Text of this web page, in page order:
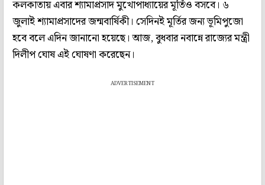
কলকাতায় এবার শ্যামাপ্রসাদ মুখোপাধ্যায়ের মূর্তিও বসবে। ৬
জুলাই শ্যামাপ্রসাদের জন্মবার্ষিকী। সেদিনই মূর্তির জন্য ভূমিপুজো
হবে বলে এদিন জানানো হয়েছে। আজ, বুধবার নবান্নে রাজ্যের মন্ত্রী
দিলীপ ঘোষ এই ঘোষণা করেছেন।
ADVERTISEMENT